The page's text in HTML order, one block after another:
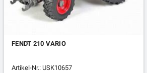
FENDT 210 VARIO
Artikel-Nr.: USK10657